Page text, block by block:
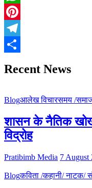
WhatsApp
Pinterest
Telegram
Recent News
Blogआलेख विचारसमय /
शासन के नैतिक
विद्रोह
Pratibimb Media 7 August
Blogकविता /कहानी/ नाटक/